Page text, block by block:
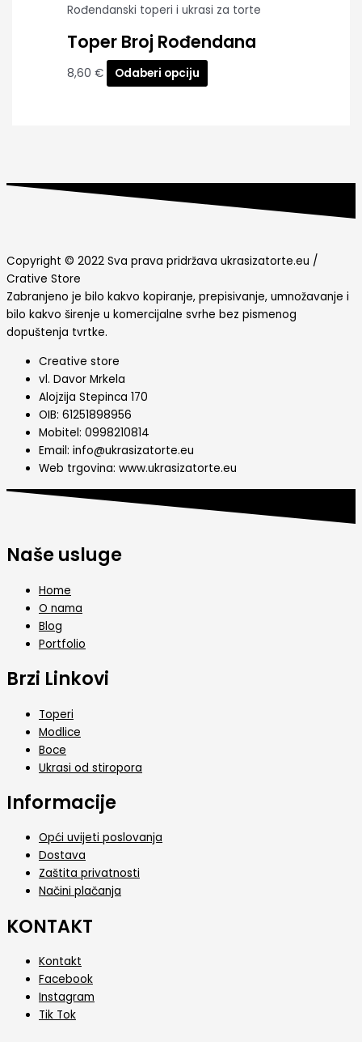
Rođendanski toperi i ukrasi za torte
Toper Broj Rođendana
8,60 € Odaberi opciju
Copyright © 2022 Sva prava pridržava ukrasizatorte.eu /
Crative Store
Zabranjeno je bilo kakvo kopiranje, prepisivanje, umnožavanje i
bilo kakvo širenje u komercijalne svrhe bez pismenog
dopuštenja tvrtke.
Creative store
vl. Davor Mrkela
Alojzija Stepinca 170
OIB: 61251898956
Mobitel: 0998210814
Email: info@ukrasizatorte.eu
Web trgovina: www.ukrasizatorte.eu
Naše usluge
Home
O nama
Blog
Portfolio
Brzi Linkovi
Toperi
Modlice
Boce
Ukrasi od stiropora
Informacije
Opći uvijeti poslovanja
Dostava
Zaštita privatnosti
Načini plačanja
KONTAKT
Kontakt
Facebook
Instagram
Tik Tok